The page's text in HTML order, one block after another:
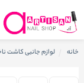
خانه لوازم جانبی کاشت